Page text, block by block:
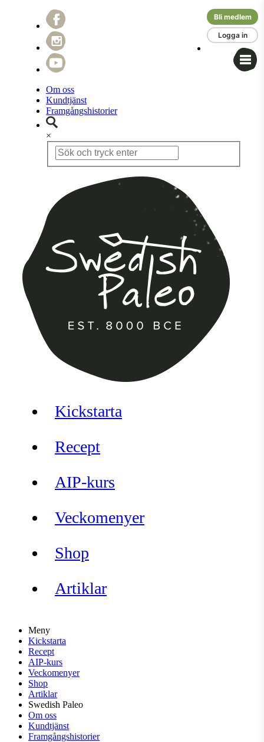
Om oss
Kundtjänst
Framgångshistorier
×
Bli medlem
Logga in
Kickstarta
Recept
AIP-kurs
Veckomenyer
Shop
Artiklar
Meny
Kickstarta
Recept
AIP-kurs
Veckomenyer
Shop
Artiklar
Swedish Paleo
Om oss
Kundtjänst
Framgångshistorier